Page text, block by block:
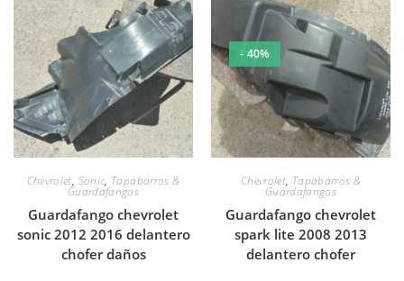
Chevrolet, Sonic, Tapabarros &
Guardafangos
Guardafango chevrolet
sonic 2012 2016 delantero
chofer daños
- 40%
Chevrolet, Tapabarros &
Guardafangos
Guardafango chevrolet
spark lite 2008 2013
delantero chofer